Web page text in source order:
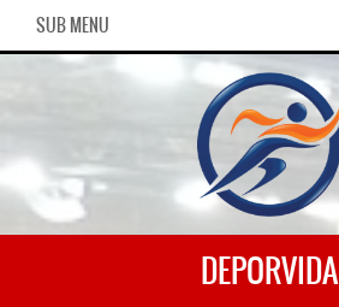
SUB MENU
DEPORVIDA